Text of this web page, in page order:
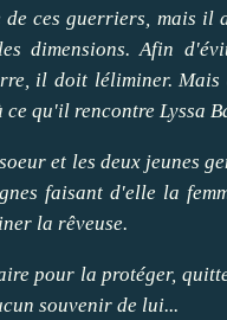
ces guerriers, mais il
dimensions. Afin
il doit léliminer.
qu'il rencontre Lyssa
et les deux jeunes
faisant d'elle la
la rêveuse.
pour la protéger,
souvenir de lui...